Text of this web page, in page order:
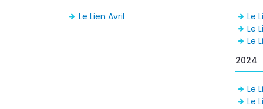
Le Lien Avril
Le
Le
Le
2024
Le
Le